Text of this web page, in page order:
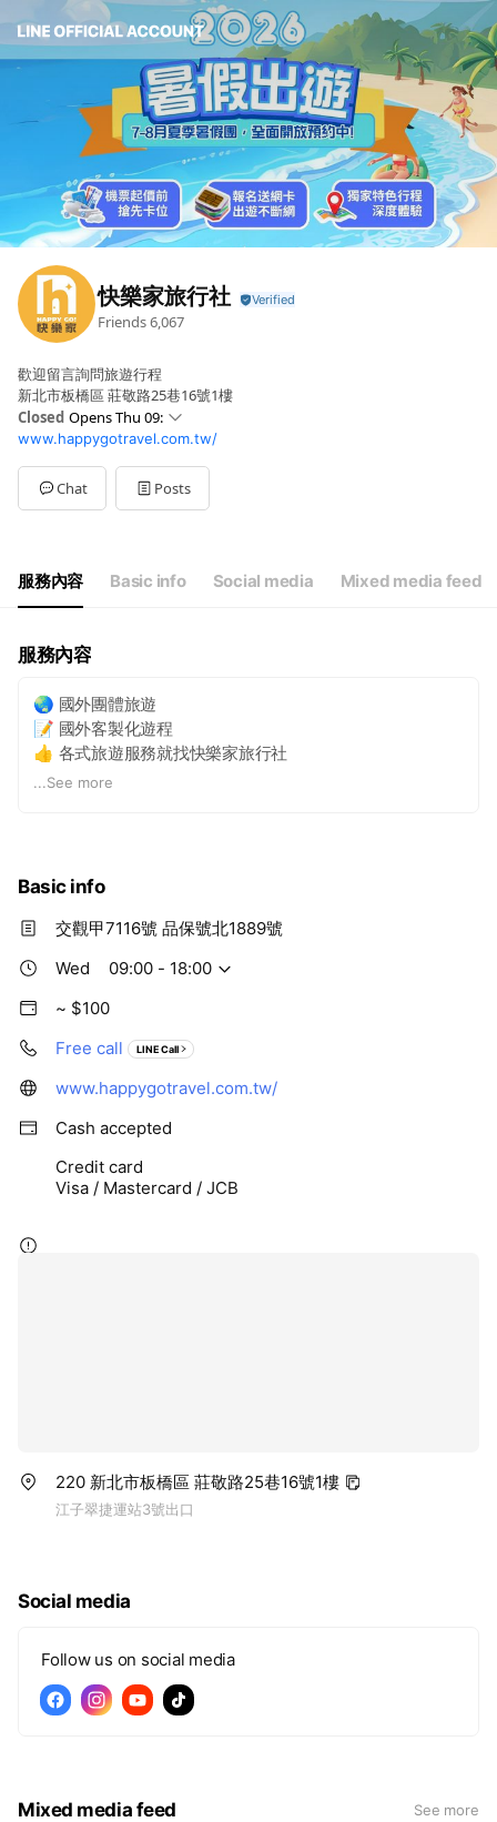
快樂家旅行社
Friends6,067
歡迎留言詢問旅遊行程
新北市板橋區 莊敬路25巷16號1樓
Closed Opens Thu 09:
SunClosed
Mon09: - 18:
Tue09: - 18:
Wed09: - 18:
SatClosed
www.happygotravel.com.tw/
Chat Posts
服務內容 Basic info Social media Mixed media feed
服務內容
🌏 國外團體旅遊
📝 國外客製化遊程
👍 各式旅遊服務就找快樂家旅行社
💰 國際級的服務，Local的價格
...See more
Basic info
交觀甲7116號 品保號北1889號
Wed
09:00 - 18:00
~ $100
Free call
LINE Call
www.happygotravel.com.tw/
Cash accepted
Credit card
Visa / Mastercard / JCB
220 新北市板橋區 莊敬路25巷16號1樓
江子翠捷運站3號出口
Social media
Follow us on social media
Mixed media feed See more